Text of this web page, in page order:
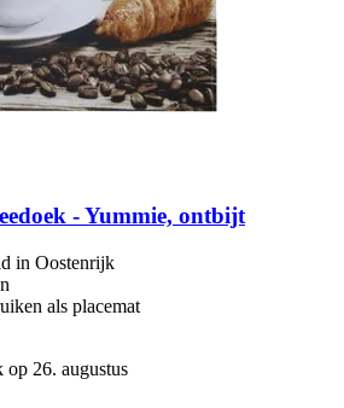
-​ Yummie, ontbijt
in Oostenrijk
als placemat
26. augustus